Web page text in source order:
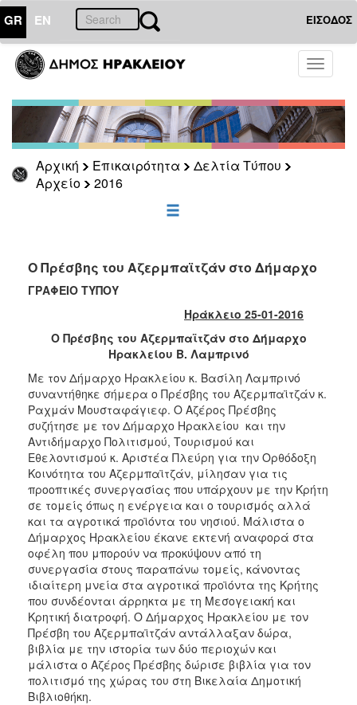
GR EN ΕΙΣΟΔΟΣ
Toggle
Αρχική Επικαιρότητα
Δελτία Τύπου
Αρχείο
2016
ΕΠΙΚΑΙΡΟΤΗΤΑ
Τύπου
Αρχείο
2026
2025
2021
2020
2018
2016
2015
2013
2012
2011
2010
2006
ΔΗΜΟΤΗΣ
ΕΠΙΣΚΕΠΤΗΣ
ΗΡΑΚΛΕΙΟ
Ο Πρέσβης του Αζερμπαϊτζάν στο Δήμαρχο
ΓΡΑΦΕΙΟ ΤΥΠΟΥ
Ηράκλειο 25-01-2016
Ο Πρέσβης του Αζερμπαϊτζάν στο Δήμαρχο
Ηρακλείου Β. Λαμπρινό
Με τον Δήμαρχο Ηρακλείου κ. Βασίλη Λαμπρινό
συναντήθηκε σήμερα ο Πρέσβης του Αζερμπαϊτζάν κ.
Ραχμάν Μουσταφάγιεφ. Ο Αζέρος Πρέσβης
συζήτησε με τον Δήμαρχο Ηρακλείου και την
Αντιδήμαρχο Πολιτισμού, Τουρισμού και
Εθελοντισμού κ. Αριστέα Πλεύρη για την Ορθόδοξη
Κοινότητα του Αζερμπαϊτζάν, μίλησαν για τις
προοπτικές συνεργασίας που υπάρχουν με την Κρήτη
σε τομείς όπως η ενέργεια και ο τουρισμός αλλά
και τα αγροτικά προϊόντα του νησιού. Μάλιστα ο
Δήμαρχος Ηρακλείου έκανε εκτενή αναφορά στα
οφέλη που μπορούν να προκύψουν από τη
συνεργασία στους παραπάνω τομείς, κάνοντας
ιδιαίτερη μνεία στα αγροτικά προϊόντα της Κρήτης
που συνδέονται άρρηκτα με τη Μεσογειακή και
Κρητική διατροφή. Ο Δήμαρχος Ηρακλείου με τον
Πρέσβη του Αζερμπαϊτζάν αντάλλαξαν δώρα,
βιβλία με την ιστορία των δύο περιοχών και
μάλιστα ο Αζέρος Πρέσβης δώρισε βιβλία για τον
πολιτισμό της χώρας του στη Βικελαία Δημοτική
Βιβλιοθήκη.